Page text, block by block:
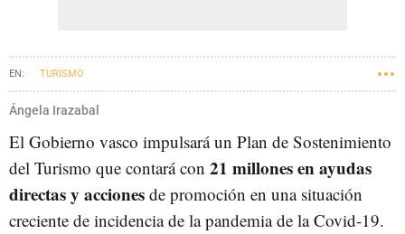
TURISMO
Ángela Irazabal
El Gobierno vasco impulsará un Plan de Sostenimiento
del Turismo que contará con 21 millones en ayudas
directas y acciones de promoción en una situación
creciente de incidencia de la pandemia de la Covid-19.